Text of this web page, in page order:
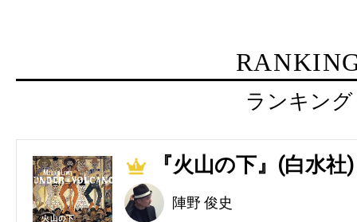
ランキング
1 『火山の下』(白水社)
陣野 俊史